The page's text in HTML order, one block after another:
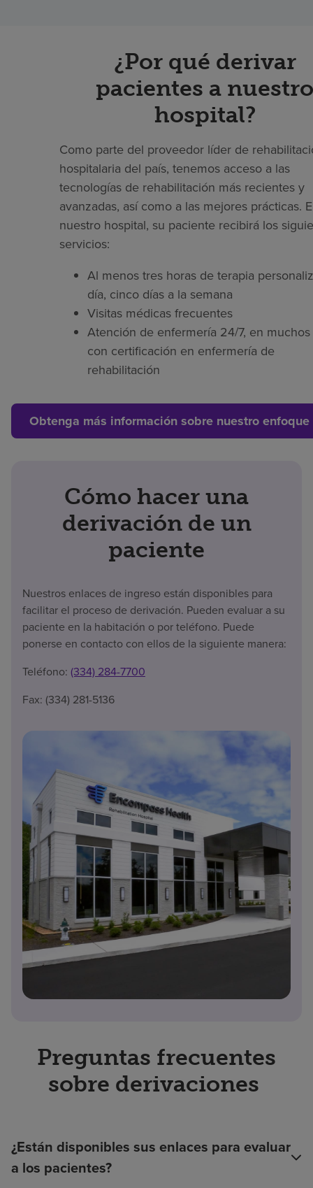
¿Por qué derivar
pacientes a nuestro
hospital?
Como parte del proveedor líder de
hospitalaria del país, tenemos acceso a las
tecnologías de rehabilitación más recientes y
avanzadas, así como a las mejores prácticas.
nuestro hospital, su paciente recibirá los
servicios:
Al menos tres horas de terapia
día, cinco días a la semana
Visitas médicas frecuentes
Atención de enfermería 24/7, en muchos
con certificación en enfermería de
rehabilitación
Obtenga más información sobre nuestro
Cómo hacer una
derivación de un
paciente
Nuestros enlaces de ingreso están disponibles para
facilitar el proceso de derivación. Pueden evaluar a su
paciente en la habitación o por teléfono. Puede
ponerse en contacto con ellos de la siguiente manera:
Teléfono: (334) 284-7700
Fax: (334) 281-5136
Preguntas frecuentes
sobre derivaciones
¿Están disponibles sus enlaces para evaluar
a los pacientes?